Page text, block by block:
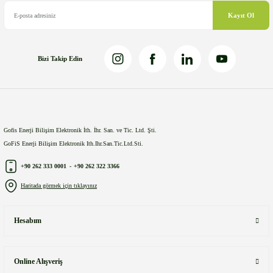
Kayıt Ol
Bizi Takip Edin
Gofis Enerji Bilişim Elektronik İth. İhr. San. ve Tic. Ltd. Şti.
GoFiS Enerji Bilişim Elektronik Ith.Ihr.San.Tic.Ltd.Sti.
+90 262 333 0001 - +90 262 322 3366
Haritada görmek için tıklayınız
Hesabım
Online Alışveriş